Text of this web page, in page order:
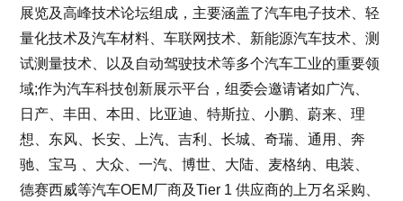
展览及高峰技术论坛组成，主要涵盖了汽车电子技术、轻
量化技术及汽车材料、车联网技术、新能源汽车技术、测
试测量技术、以及自动驾驶技术等多个汽车工业的重要领
域;作为汽车科技创新展示平台，组委会邀请诸如广汽、
日产、丰田、本田、比亚迪、特斯拉、小鹏、蔚来、理
想、东风、长安、上汽、吉利、长城、奇瑞、通用、奔
驰、宝马 、大众、一汽、博世、大陆、麦格纳、电装、
德赛西威等汽车OEM厂商及Tier 1 供应商的上万名采购、